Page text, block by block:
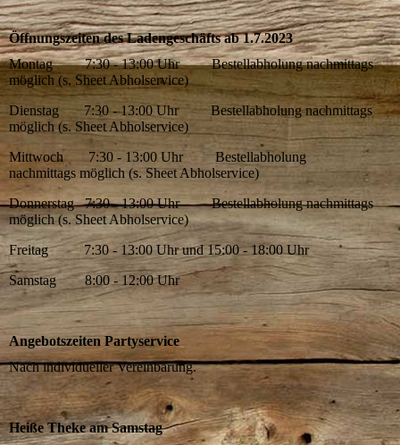
Öffnungszeiten des Ladengeschäfts ab 1.7.2023
Montag 7:30 - 13:00 Uhr Bestellabholung nachmittags
möglich (s. Sheet Abholservice)
Dienstag 7:30 - 13:00 Uhr Bestellabholung nachmittags
möglich (s. Sheet Abholservice)
Mittwoch 7:30 - 13:00 Uhr Bestellabholung
nachmittags möglich (s. Sheet Abholservice)
Donnerstag 7:30 - 13:00 Uhr Bestellabholung nachmittags
möglich (s. Sheet Abholservice)
Freitag 7:30 - 13:00 Uhr und 15:00 - 18:00 Uhr
Samstag 8:00 - 12:00 Uhr
Angebotszeiten Partyservice
Nach individueller Vereinbarung.
Heiße Theke am Samstag